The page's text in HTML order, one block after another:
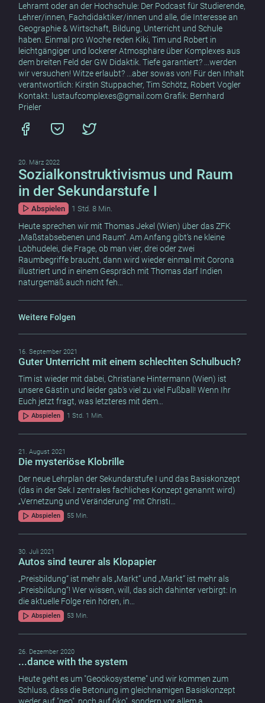
Lehramt oder an der Hochschule: Der Podcast für Studierende,
Lehrer/innen, Fachdidaktiker/innen und alle, die Interesse an
Geographie & Wirtschaft, Bildung, Unterricht und Schule
haben. Einmal pro Woche reden Kiki, Tim und Robert in
leichtgängiger und lockerer Atmosphäre über Komplexes aus
dem breiten Feld der GW Didaktik. Tiefe garantiert? ...werden
wir versuchen! Witze erlaubt? ...aber sowas von! Für den Inhalt
verantwortlich: Kirstin Stuppacher, Tim Schötz, Robert Vogler
Kontakt: lustaufcomplexes@gmail.com Grafik: Bernhard
Prieler
20. März 2022
Sozialkonstruktivismus und Raum
in der Sekundarstufe I
Abspielen 1 Std. 8 Min.
Heute sprechen wir mit Thomas Jekel (Wien) über das ZFK
„Maßstabsebenen und Raum“. Am Anfang gibt’s ne kleine
Lobhudelei, die Frage, ob man vier, drei oder zwei
Raumbegriffe braucht, dann wird wieder einmal mit Corona
illustriert und in einem Gespräch mit Thomas darf Indien
naturgemäß auch nicht feh…
Weitere Folgen
16. September 2021
Guter Unterricht mit einem schlechten Schulbuch?
Tim ist wieder mit dabei, Christiane Hintermann (Wien) ist
unsere Gästin und leider gab‘s viel zu viel Fußball! Wenn Ihr
Euch jetzt fragt, was letzteres mit dem…
Abspielen 1 Std. 1 Min.
21. August 2021
Die mysteriöse Klobrille
Der neue Lehrplan der Sekundarstufe I und das Basiskonzept
(das in der Sek.I zentrales fachliches Konzept genannt wird)
„Vernetzung und Veränderung“ mit Christi…
Abspielen 55 Min.
30. Juli 2021
Autos sind teurer als Klopapier
„Preisbildung“ ist mehr als „Markt“ und „Markt“ ist mehr als
„Preisbildung“! Wer wissen, will, das sich dahinter verbirgt: In
die aktuelle Folge rein hören, in…
Abspielen 53 Min.
26. Dezember 2020
...dance with the system
Heute geht es um "Geoökosysteme" und wir kommen zum
Schluss, dass die Betonung im gleichnamigen Basiskonzept
weder auf "geo", noch auf öko", sondern vor allem a…